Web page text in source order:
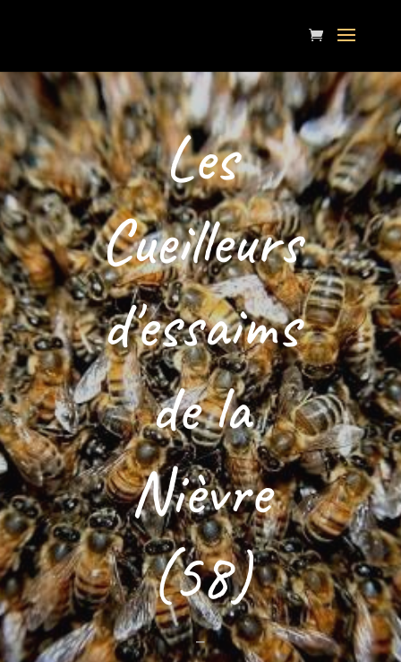
Les
Cueilleurs
d'essaims
de la
Nièvre
(58)
–